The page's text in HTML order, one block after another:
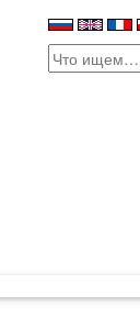
Search
for: